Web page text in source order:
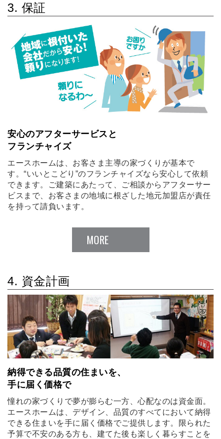
3. 保証
安心のアフターサービスと
フランチャイズ
エースホームは、お客さま主導の家づくりが基本で
す。“いいとこどり”のフランチャイズなら安心して依頼
できます。ご建築にあたって、ご相談からアフターサー
ビスまで、お客さまの地域に根ざした地元加盟店が責任
を持って請負います。
MORE
4. 資金計画
納得できる品質の住まいを、
手に届く価格で
憧れの家づくりで夢が膨らむ一方、心配なのは資金面。
エースホームは、デザイン、品質のすべてにおいて納得
できる住まいを手に届く価格でご提供します。限られた
予算で不安のある方も、建てた後も楽しく暮らすことを